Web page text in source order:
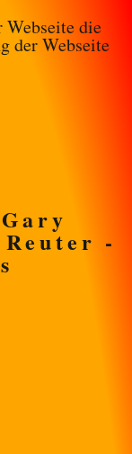
Webseite die
der Webseite
-